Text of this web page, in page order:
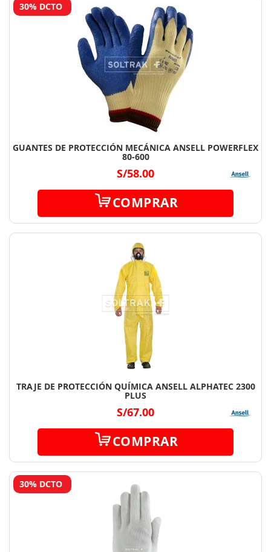
30% DCTO
GUANTES DE PROTECCIÓN MECÁNICA ANSELL POWERFLEX
80-600
S/58.00
COMPRAR
TRAJE DE PROTECCIÓN QUÍMICA ANSELL ALPHATEC 2300
PLUS
S/67.00
COMPRAR
30% DCTO